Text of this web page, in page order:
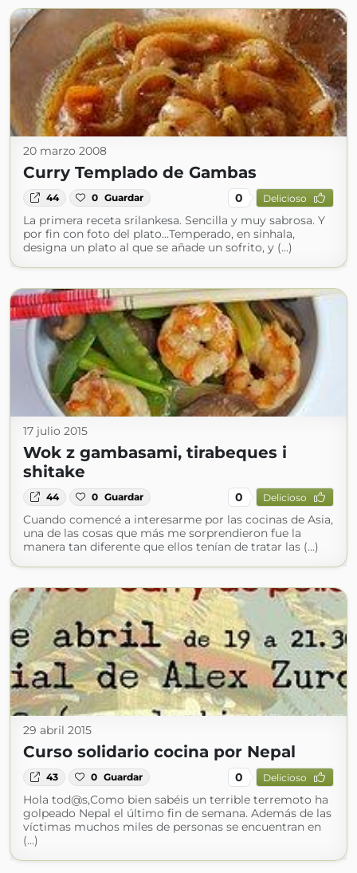
20 marzo 2008
Curry Templado de Gambas
44 0 Guardar 0 Delicioso
La primera receta srilankesa. Sencilla y muy sabrosa. Y
por fin con foto del plato...Temperado, en sinhala,
designa un plato al que se añade un sofrito, y (...)
17 julio 2015
Wok z gambasami, tirabeques i
shitake
44 0 Guardar 0 Delicioso
Cuando comencé a interesarme por las cocinas de Asia,
una de las cosas que más me sorprendieron fue la
manera tan diferente que ellos tenían de tratar las (...)
29 abril 2015
Curso solidario cocina por Nepal
43 0 Guardar 0 Delicioso
Hola tod@s,Como bien sabéis un terrible terremoto ha
golpeado Nepal el último fin de semana. Además de las
víctimas muchos miles de personas se encuentran en
(...)